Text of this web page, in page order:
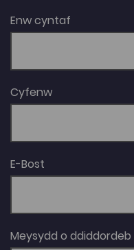
Enw cyntaf
Cyfenw
E-Bost
Meysydd o ddiddordeb